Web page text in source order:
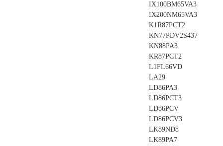
IX100BM65VA3
IX200NM65VA3
K1R87PCT2
KN77PDV2S437
KN88PA3
KR87PCT2
L1FL66VD
LA29
LD86PA3
LD86PCT3
LD86PCV
LD86PCV3
LK89ND8
LK89PA7